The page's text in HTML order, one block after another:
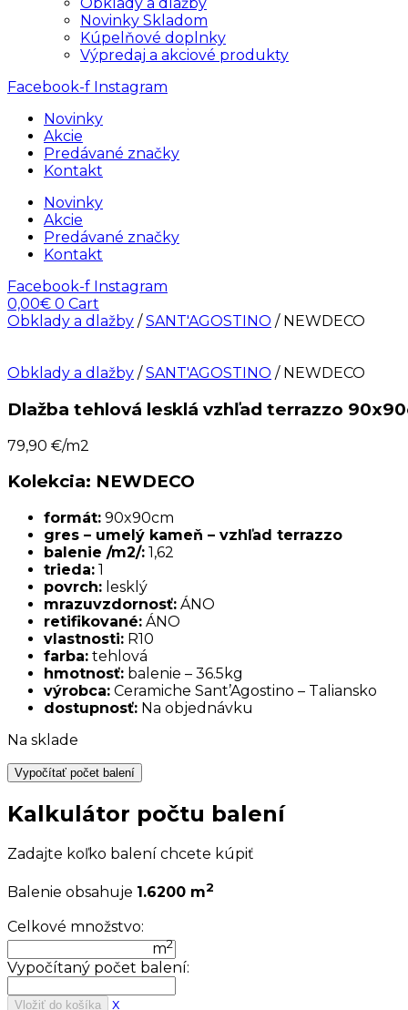
Novinky Skladom
Kúpelňové doplnky
Výpredaj a akciové produkty
Facebook-f Instagram
Novinky
Akcie
Predávané značky
Kontakt
Novinky
Akcie
Predávané značky
Kontakt
Facebook-f Instagram
0,00€ 0 Cart
Obklady a dlažby /SANT'AGOSTINO / NEWDECO
Obklady a dlažby /SANT'AGOSTINO / NEWDECO
Dlažba tehlová lesklá vzhľad terrazzo
79,90 €/m2
Kolekcia: NEWDECO
formát: 90x90cm
gres – umelý kameň – vzhľad terrazzo
balenie /m2/: 1,62
trieda: 1
povrch: lesklý
mrazuvzdornosť: ÁNO
retifikované: ÁNO
vlastnosti: R10
farba: tehlová
hmotnosť: balenie – 36.5kg
výrobca: Ceramiche Sant’Agostino – Taliansko
dostupnosť: Na objednávku
Na sklade
Vypočítať počet balení
Kalkulátor počtu balení
Zadajte koľko balení chcete kúpiť
Balenie obsahuje 1.6200 m2
Celkové množstvo:
m2
Vypočítaný počet balení:
Vložiť do košíka x